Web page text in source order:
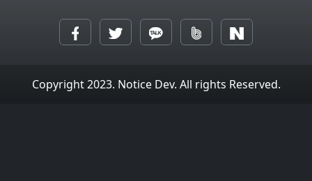
Copyright 2023. Notice Dev. All rights Reserved.